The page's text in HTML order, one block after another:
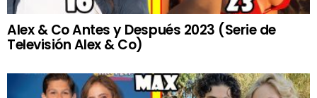
Alex & Co Antes y Después 2023 (Serie de
Televisión Alex & Co)